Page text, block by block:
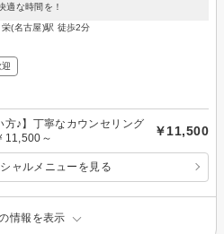
適な時間を！
(名古屋)駅 徒歩2分
迎
方♪】丁寧なカウンセリング
11,500～
￥11,500
ャルメニューを見る
情報を表示